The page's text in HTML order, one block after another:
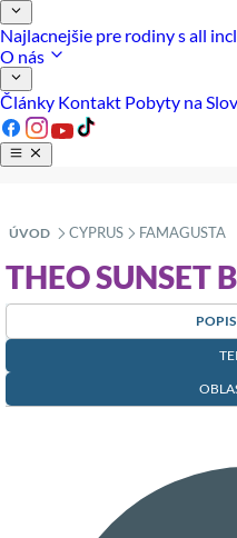
Najlacnejšie pre rodiny s all
O nás
Články Kontakt Pobyty na
ÚVOD »
CYPRUS »
FAMAGUSTA
THEO SUNSET